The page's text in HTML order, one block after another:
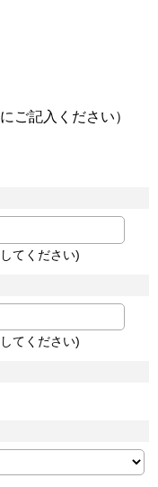
ご記入ください）
てください)
てください)